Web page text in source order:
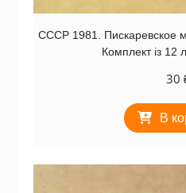
СССР 1981. Пискаревское
Комплект із 12
30
В